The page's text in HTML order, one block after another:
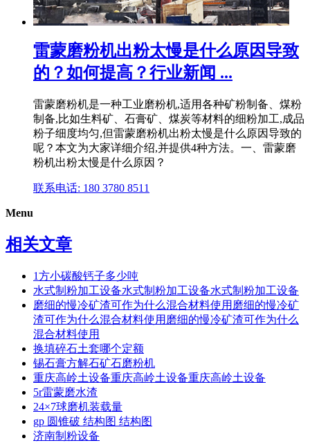
雷蒙磨粉机出粉太慢是什么原因导致
的？如何提高？行业新闻 ...
雷蒙磨粉机是一种工业磨粉机,适用各种矿粉制备、煤粉
制备,比如生料矿、石膏矿、煤炭等材料的细粉加工,成品
粉子细度均匀,但雷蒙磨粉机出粉太慢是什么原因导致的
呢？本文为大家详细介绍,并提供4种方法。一、雷蒙磨
粉机出粉太慢是什么原因？
联系电话: 180 3780 8511
Menu
相关文章
1方小碳酸钙子多少吨
水式制粉加工设备水式制粉加工设备水式制粉加工设备
磨细的慢冷矿渣可作为什么混合材料使用磨细的慢冷矿
渣可作为什么混合材料使用磨细的慢冷矿渣可作为什么
混合材料使用
换填碎石土套哪个定额
锡石膏方解石矿石磨粉机
重庆高岭土设备重庆高岭土设备重庆高岭土设备
5r雷蒙磨水渣
24×7球磨机装载量
gp 圆锥破 结构图 结构图
济南制粉设备